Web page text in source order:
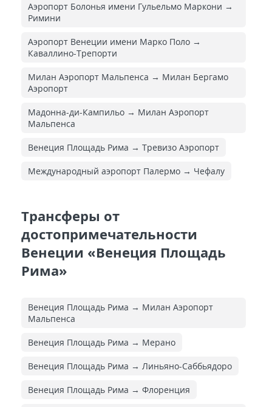
Аэропорт Болонья имени Гульельмо Маркони →
Римини
Аэропорт Венеции имени Марко Поло →
Каваллино-Трепорти
Милан Аэропорт Мальпенса → Милан Бергамо
Аэропорт
Мадонна-ди-Кампильо → Милан Аэропорт
Мальпенса
Венеция Площадь Рима → Тревизо Аэропорт
Международный аэропорт Палермо → Чефалу
Трансферы от
достопримечательности
Венеции «Венеция Площадь
Рима»
Венеция Площадь Рима → Милан Аэропорт
Мальпенса
Венеция Площадь Рима → Мерано
Венеция Площадь Рима → Линьяно-Саббьядоро
Венеция Площадь Рима → Флоренция